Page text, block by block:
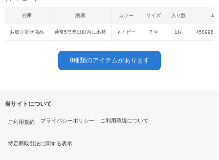
在庫 納期 カラー サイズ 入り数
お取り寄せ商品 通常5営業日以内に出荷 ネイビー ７号 1枚
9種類のアイテムがあります
当サイトについて
ご利用規約 プライバシーポリシー ご利用環境について
特定商取引法に関する表示